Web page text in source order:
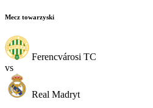
Mecz towarzyski
Ferencvárosi TC
vs
Real Madryt